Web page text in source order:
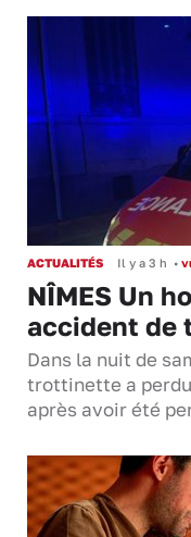
ACTUALITÉS Il y a 3 h •
NÎMES Un
accident de
Dans la nuit de
trottinette a
après avoir été